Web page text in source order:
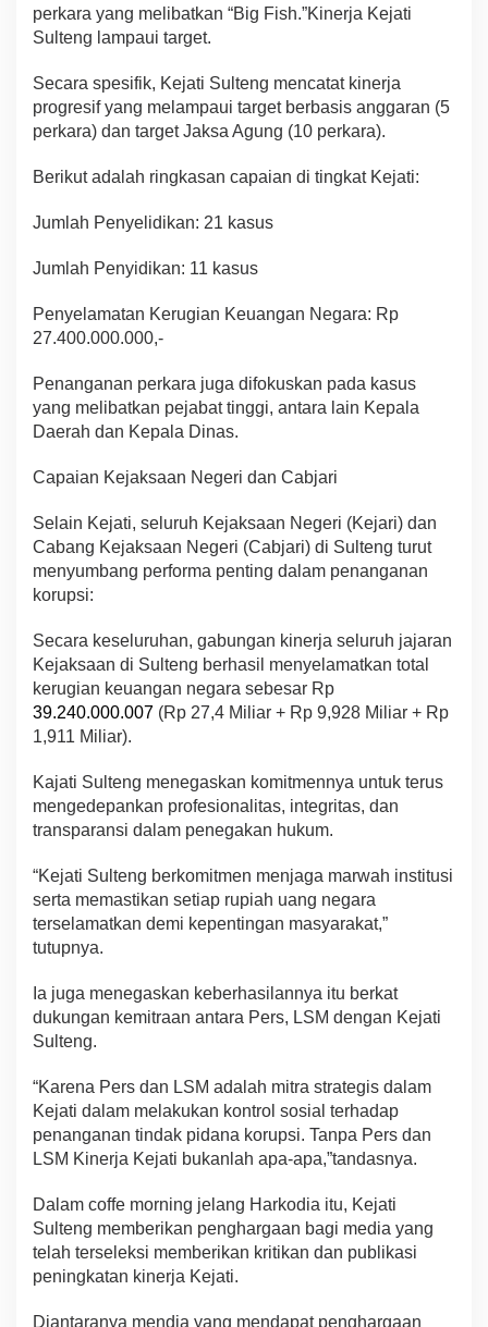
perkara yang melibatkan “Big Fish.”Kinerja Kejati
Sulteng lampaui target.
Secara spesifik, Kejati Sulteng mencatat kinerja
progresif yang melampaui target berbasis anggaran (5
perkara) dan target Jaksa Agung (10 perkara).
Berikut adalah ringkasan capaian di tingkat Kejati:
Jumlah Penyelidikan: 21 kasus
Jumlah Penyidikan: 11 kasus
Penyelamatan Kerugian Keuangan Negara: Rp
27.400.000.000,-
Penanganan perkara juga difokuskan pada kasus
yang melibatkan pejabat tinggi, antara lain Kepala
Daerah dan Kepala Dinas.
Capaian Kejaksaan Negeri dan Cabjari
Selain Kejati, seluruh Kejaksaan Negeri (Kejari) dan
Cabang Kejaksaan Negeri (Cabjari) di Sulteng turut
menyumbang performa penting dalam penanganan
korupsi:
Secara keseluruhan, gabungan kinerja seluruh jajaran
Kejaksaan di Sulteng berhasil menyelamatkan total
kerugian keuangan negara sebesar Rp
39.240.000.007 (Rp 27,4 Miliar + Rp 9,928 Miliar + Rp
1,911 Miliar).
Kajati Sulteng menegaskan komitmennya untuk terus
mengedepankan profesionalitas, integritas, dan
transparansi dalam penegakan hukum.
“Kejati Sulteng berkomitmen menjaga marwah institusi
serta memastikan setiap rupiah uang negara
terselamatkan demi kepentingan masyarakat,”
tutupnya.
Ia juga menegaskan keberhasilannya itu berkat
dukungan kemitraan antara Pers, LSM dengan Kejati
Sulteng.
“Karena Pers dan LSM adalah mitra strategis dalam
Kejati dalam melakukan kontrol sosial terhadap
penanganan tindak pidana korupsi. Tanpa Pers dan
LSM Kinerja Kejati bukanlah apa-apa,”tandasnya.
Dalam coffe morning jelang Harkodia itu, Kejati
Sulteng memberikan penghargaan bagi media yang
telah terseleksi memberikan kritikan dan publikasi
peningkatan kinerja Kejati.
Diantaranya mendia yang mendapat penghargaan